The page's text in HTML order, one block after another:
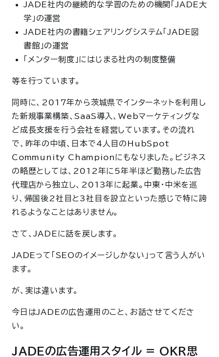
JADE社内の継続的な学習のための機関「JADE大
学」の運営
JADE社内の書籍シェアリングシステム「JADE図
書館」の運営
「メンター制度」にはじまる社内の制度整備
等を行っています。
同時に、2017年から茨城県でインターネットを利用し
た新規事業構築、SaaS導入、Webマーケティングな
ど成長支援を行う会社を経営しています。その流れ
で、昨年の中頃、日本で4人目のHubSpot
Community Championにもなりました。ビジネス
の略歴としては、2012年に5年半ほど勤務した広告
代理店から独立し、2013年に起業。中東・中米を巡
り、帰国後2社目と3社目を設立といった感じで特に誇
れるようなことはありません。
さて、JADEに話を戻します。
JADEって「SEOのイメージしかない」って言う人がい
ます。
が、実は違います。
今日はJADEの広告運用のこと、お話させてくださ
い。
JADEの広告運用スタイル = OKR思